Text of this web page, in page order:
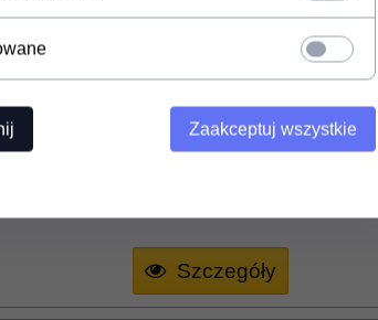
Szczegóły
Zaakceptuj wszystkie